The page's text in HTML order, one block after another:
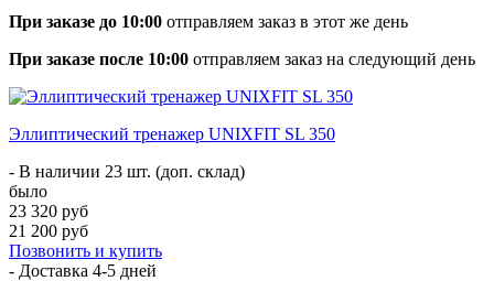
При заказе до 10:00 отправляем заказ в этот же день
При заказе после 10:00 отправляем заказ на следующий день
Эллиптический тренажер UNIXFIT SL 350
- В наличии 23 шт. (доп. склад)
было
23 320 руб
21 200 руб
Позвонить и купить
- Доставка 4-5 дней